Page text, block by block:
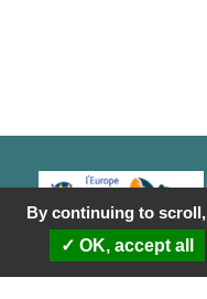
By continuing to scroll,
✓ OK, accept all